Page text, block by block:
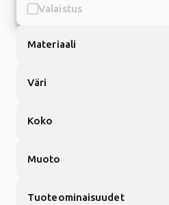
Valaistus
Materiaali
Väri
Koko
Muoto
Tuoteominaisuudet